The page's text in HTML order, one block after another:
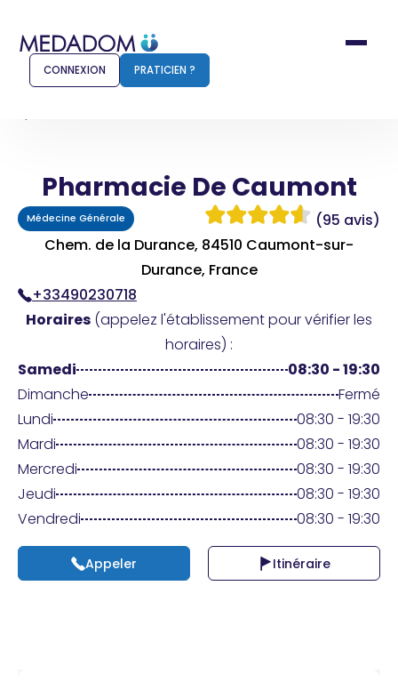
Comment ça marche ?
Pour les patients
Connexion
Praticien ?
CONNEXION PRATICIEN ?
Pharmacie De Caumont
Médecine Générale
(95 avis)
Chem. de la Durance, 84510 Caumont-sur-
Durance, France
+33490230718
Horaires (appelez l'établissement pour vérifier les
horaires) :
Samedi
08:30 - 19:30
Dimanche
Fermé
Lundi
08:30 - 19:30
Mardi
08:30 - 19:30
Mercredi
08:30 - 19:30
Jeudi
08:30 - 19:30
Vendredi
08:30 - 19:30
Appeler Itinéraire